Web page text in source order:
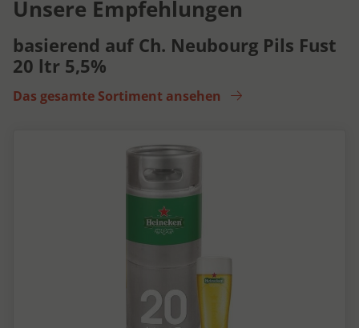
Unsere Empfehlungen
basierend auf Ch. Neubourg Pils Fust
20 ltr 5,5%
Das gesamte Sortiment ansehen